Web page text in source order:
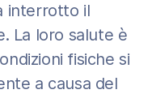
interrotto il
La loro salute è
fisiche si
a causa del